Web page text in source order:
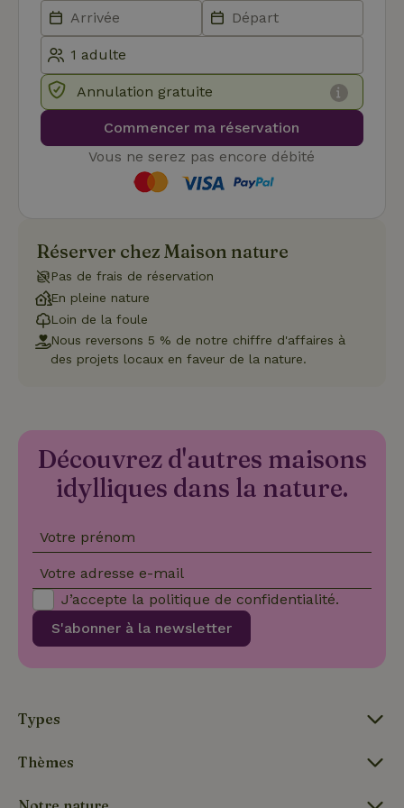
Annulation gratuite
Commencer ma réservation
Vous ne serez pas encore débité
Réserver chez Maison nature
Pas de frais de réservation
En pleine nature
Loin de la foule
Nous reversons 5 % de notre chiffre d'affaires à
des projets locaux en faveur de la nature.
Découvrez d'autres maisons
idylliques dans la nature.
Votre prénom
Votre adresse e-mail
S'abonner à la newsletter
J’accepte la politique de confidentialité.
Types
Thèmes
des utilisateurs et la gestion des comptes. Le site Web ne
strictement nécessaires.
Nom
Fournisseur/
Expiration
VISITOR_PRIVACY_METADATA
YouTube
.youtube.com
5 mois 4
des
CookieScriptConsent
CookieScript
4
Politique de confidentialité de Google